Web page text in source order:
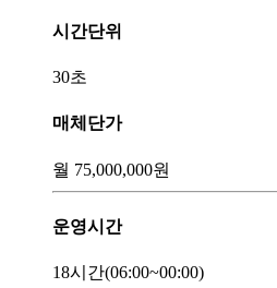
시간단위
30초
매체단가
월 75,000,000원
운영시간
18시간(06:00~00:00)